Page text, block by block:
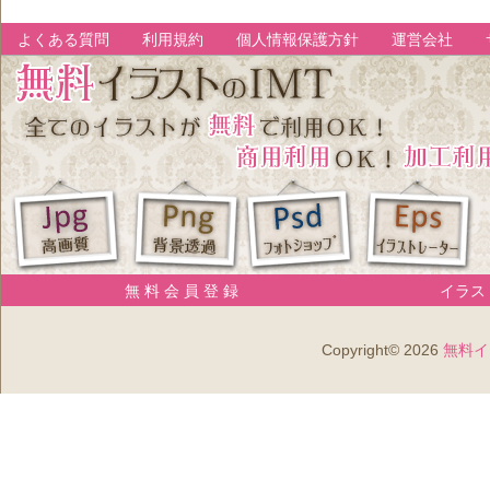
よくある質問 利用規約 個人情報保護方針 運営会社
無 料 会 員 登 録 イラス
Copyright© 2026 無料